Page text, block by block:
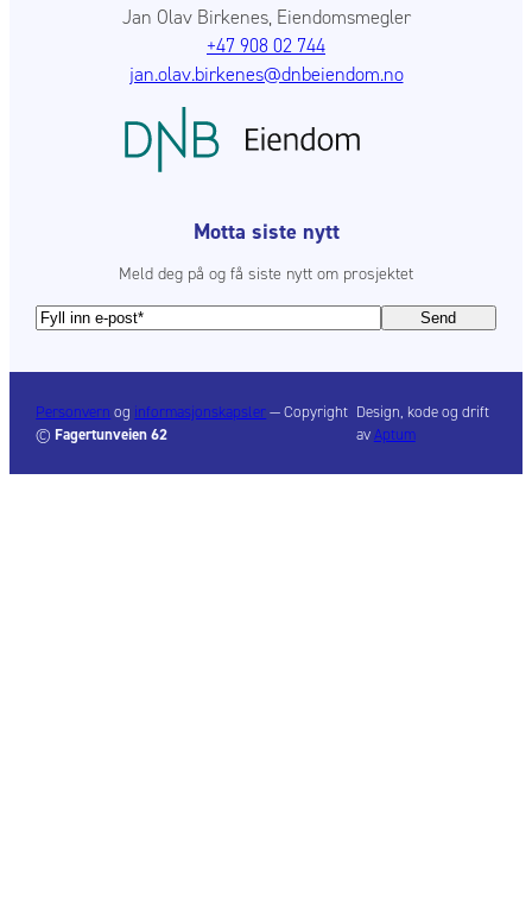
Jan Olav Birkenes, Eiendomsmegler
+47 908 02 744
jan.olav.birkenes@dnbeiendom.no
Motta siste nytt
Meld deg på og få siste nytt om prosjektet
E
p
s
t
*
Personvern og informasjonskapsler— Copyright
© Fagertunveien 62
Design, kode og drift
avAptum